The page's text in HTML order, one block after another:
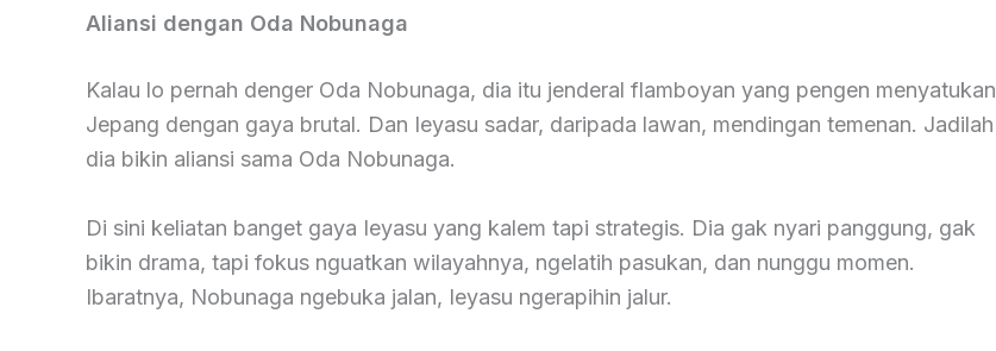
Aliansi dengan Oda Nobunaga
Kalau lo pernah denger Oda Nobunaga, dia itu jenderal flamboyan yang pengen menyatukan
Jepang dengan gaya brutal. Dan Ieyasu sadar, daripada lawan, mendingan temenan. Jadilah
dia bikin aliansi sama Oda Nobunaga.
Di sini keliatan banget gaya Ieyasu yang kalem tapi strategis. Dia gak nyari panggung, gak
bikin drama, tapi fokus nguatkan wilayahnya, ngelatih pasukan, dan nunggu momen.
Ibaratnya, Nobunaga ngebuka jalan, Ieyasu ngerapihin jalur.